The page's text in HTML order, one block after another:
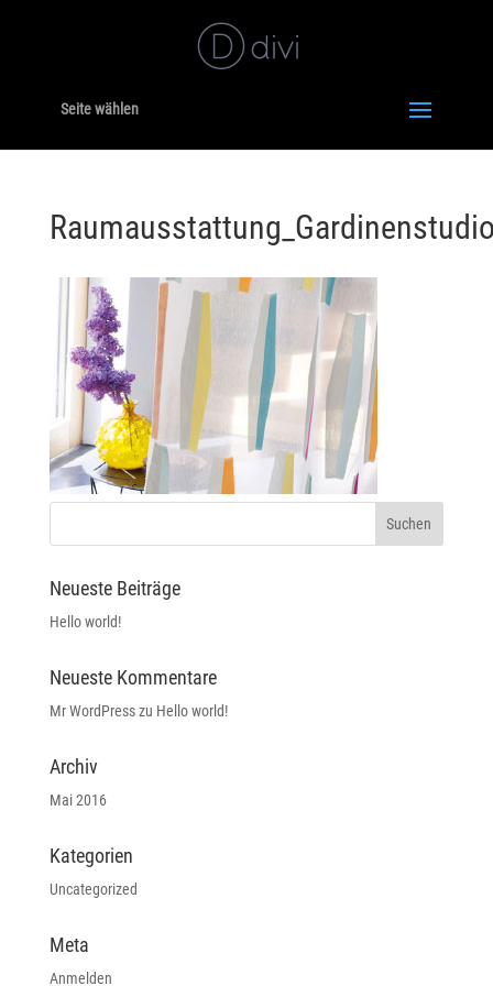
Seite wählen
Neueste Beiträge
Hello world!
Neueste Kommentare
Mr WordPresszu Hello world!
Archiv
Mai 2016
Kategorien
Uncategorized
Meta
Anmelden